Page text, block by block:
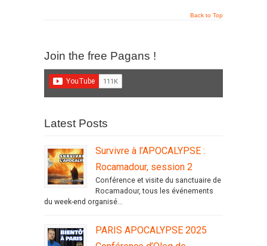
Back to Top
Join the free Pagans !
Latest Posts
Survivre à l’APOCALYPSE :
Rocamadour, session 2
Conférence et visite du sanctuaire de
Rocamadour, tous les événements
du week-end organisé...
PARIS APOCALYPSE 2025